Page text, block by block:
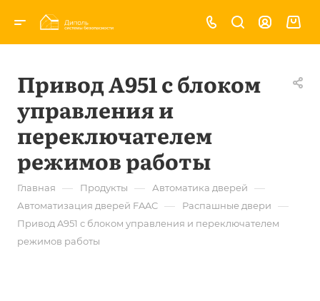
Привод A951 с блоком
управления и
переключателем
режимов работы
Главная — Продукты — Автоматика дверей —
Автоматизация дверей FAAC — Распашные двери —
Привод A951 с блоком управления и переключателем
режимов работы